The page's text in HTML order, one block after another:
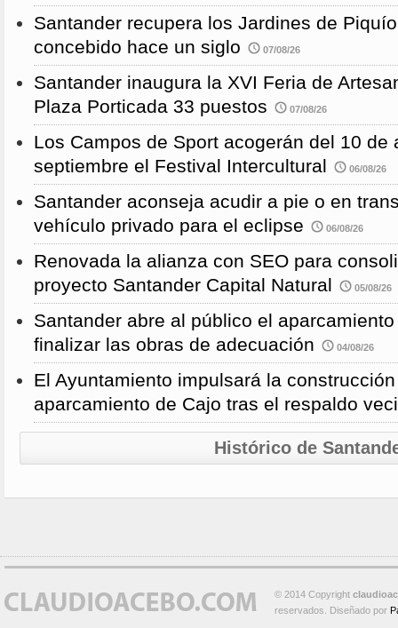
Santander recupera los Jardines de
concebido hace un siglo
07/08/26
Santander inaugura la XVI Feria de
Plaza Porticada 33 puestos
07/08/26
Los Campos de Sport acogerán del 10 de
septiembre el Festival Intercultural
06/08/26
Santander aconseja acudir a pie o en
vehículo privado para el eclipse
06/08/26
Renovada la alianza con SEO para
proyecto Santander Capital Natural
05/08/26
Santander abre al público el
finalizar las obras de adecuación
04/08/26
El Ayuntamiento impulsará la
aparcamiento de Cajo tras el respaldo
Histórico de
© 2014 Copyright
reservados. Diseñado por